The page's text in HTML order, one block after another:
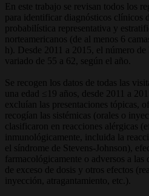
En este trabajo se revisan todos los
para identificar diagnósticos clínicos
probabilística representativa y
norteamericanos (de al menos 6
h). Desde 2011 a 2015, el número
variado de 55 a 62, según el año.
Se recogen los datos de todas las
una edad ≤19 años, desde 2011 a
excluían las presentaciones tópicas,
recogían las sistémicas (orales o
clasificaron en reacciones alérgicas
inmunológicamente, incluida la
el síndrome de Stevens-Johnson),
farmacológicamente o adversos a las
de exceso de dosis y otros efectos
inyección, atragantamiento, etc.).